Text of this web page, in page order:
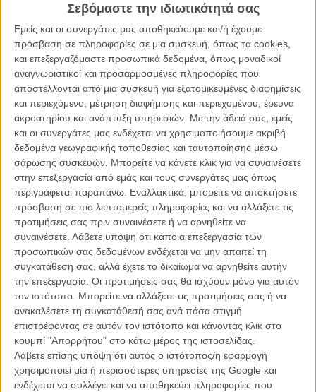
Σεβόμαστε την ιδιωτικότητά σας
Εμείς και οι συνεργάτες μας αποθηκεύουμε και/ή έχουμε
πρόσβαση σε πληροφορίες σε μια συσκευή, όπως τα cookies,
και επεξεργαζόμαστε προσωπικά δεδομένα, όπως μοναδικοί
αναγνωριστικοί και προσαρμοσμένες πληροφορίες που
αποστέλλονται από μια συσκευή για εξατομικευμένες διαφημίσεις
και περιεχόμενο, μέτρηση διαφήμισης και περιεχομένου, έρευνα
ακροατηρίου και ανάπτυξη υπηρεσιών. Με την άδειά σας, εμείς
και οι συνεργάτες μας ενδέχεται να χρησιμοποιήσουμε ακριβή
δεδομένα γεωγραφικής τοποθεσίας και ταυτοποίησης μέσω
σάρωσης συσκευών. Μπορείτε να κάνετε κλικ για να συναινέσετε
στην επεξεργασία από εμάς και τους συνεργάτες μας όπως
περιγράφεται παραπάνω. Εναλλακτικά, μπορείτε να αποκτήσετε
πρόσβαση σε πιο λεπτομερείς πληροφορίες και να αλλάξετε τις
προτιμήσεις σας πριν συναινέσετε ή να αρνηθείτε να
συναινέσετε. Λάβετε υπόψη ότι κάποια επεξεργασία των
προσωπικών σας δεδομένων ενδέχεται να μην απαιτεί τη
συγκατάθεσή σας, αλλά έχετε το δικαίωμα να αρνηθείτε αυτήν
την επεξεργασία. Οι προτιμήσεις σας θα ισχύουν μόνο για αυτόν
τον ιστότοπο. Μπορείτε να αλλάξετε τις προτιμήσεις σας ή να
ανακαλέσετε τη συγκατάθεσή σας ανά πάσα στιγμή
επιστρέφοντας σε αυτόν τον ιστότοπο και κάνοντας κλικ στο
κουμπί "Απορρήτου" στο κάτω μέρος της ιστοσελίδας.
Λάβετε επίσης υπόψη ότι αυτός ο ιστότοπος/η εφαρμογή
χρησιμοποιεί μία ή περισσότερες υπηρεσίες της Google και
ενδέχεται να συλλέγει και να αποθηκεύει πληροφορίες που
για το ρόλο του Τζακ Νίκολσον στο «The Departed» του Μάρτιν
Σκορσέζε.
Το φιλμ, που διαδραματίζεται στα 70s, αφηγείται την ιστορία του
πώς ο Μπούλγκερ έμεινε στην κορυφή της εγκληματικής ζωής της
Βοστόνη για δεκαετίες με τη βοήθεια του FBI. Μισθωμένος ως
πληροφοριοδότης για τις δράσεις της οικογένειας Πατριάρκα, ο
Μπούλγκερ φρόντισε να καλύψει το κενό που άφησε η σύλληψη
των μελών της για να γίνει ο αρχιμαφιόζος της περιοχής. Τo FBI
κάλυπτε τις ενέργειές του - συμπεριλαμβανομένων και αρκετών
φόνων, ενώ όταν η κυβέρνηση εξέδωσε ένταλμα συλληψής του το
1994, ο Μπούλγκερ φυγαδεύτηκε και έμεινε ελεύθερος για 16 χρόνια
μέχρι τον εντοπισμό του στη Σάντα Μόνικα το 2011.